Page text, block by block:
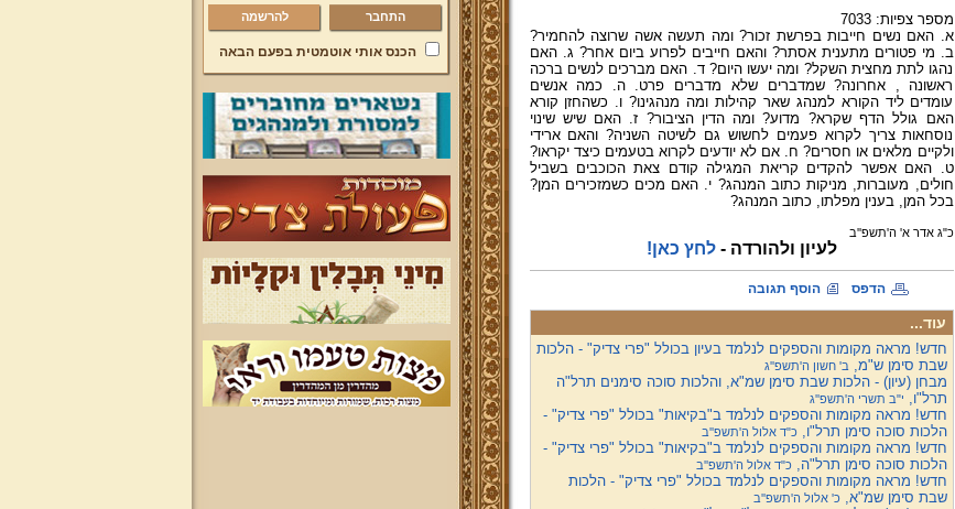
מספר צפיות: 7033
א. האם נשים חייבות בפרשת זכור? ומה תעשה אשה שרוצה להחמיר?
ב. מי פטורים מתענית אסתר? והאם חייבים לפרוע ביום אחר? ג. האם
נהגו לתת מחצית השקל? ומה יעשו היום? ד. האם מברכים לנשים ברכה
ראשונה , אחרונה? שמדברים שלא מדברים פרט. ה. כמה אנשים
עומדים ליד הקורא למנהג שאר קהילות ומה מנהגינו? ו. כשהחזן קורא
האם גולל הדף שקרא? מדוע? ומה הדין הציבור? ז. האם שיש שינוי
נוסחאות צריך לקרוא פעמים לחשוש גם לשיטה השניה? והאם ארידי
ולקיים מלאים או חסרים? ח. אם לא יודעים לקרוא בטעמים כיצד יקראו?
ט. האם אפשר להקדים קריאת המגילה קודם צאת הכוכבים בשביל
חולים, מעוברות, מניקות כתוב המנהג? י. האם מכים כשמזכירים המן?
בכל המן, בענין מפלתו, כתוב המנהג?
כ"ג אדר א' ה'תשפ''ב
לעיון ולהורדה -לחץ כאן!
הדפס הוסף תגובה
עוד...
חדש! מראה מקומות והספקים לנלמד בעיון בכולל "פרי צדיק" - הלכות
שבת סימן ש"מ,ב' חשון ה'תשפ''ג
מבחן (עיון) - הלכות שבת סימן שמ"א, והלכות סוכה סימנים תרל"ה
תרל"ו, י"ב תשרי ה'תשפ''ג
חדש! מראה מקומות והספקים לנלמד ב"בקיאות" בכולל "פרי צדיק" -
הלכות סוכה סימן תרל"ו,כ"ד אלול ה'תשפ''ב
חדש! מראה מקומות והספקים לנלמד ב"בקיאות" בכולל "פרי צדיק" -
הלכות סוכה סימן תרל"ה,כ"ד אלול ה'תשפ''ב
חדש! מראה מקומות והספקים לנלמד בכולל "פרי צדיק" - הלכות
שבת סימן שמ"א,כ' אלול ה'תשפ''ב
להרשמה
הכנס אותי אוטמטית בפעם הבאה